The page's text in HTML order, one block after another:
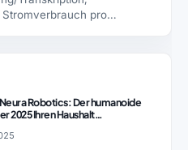
pro…
Robotics: Der humanoide
2025 Ihren Haushalt